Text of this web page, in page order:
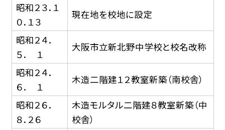
昭和２３．１
０．１３
現在地を校地に設定
昭和２４．
５． １
大阪市立新北野中学校と校名改称
昭和２４．
６． １
木造二階建１２教室新築（南校舎）
昭和２６．
８．２６
木造モルタル二階建８教室新築（中
校舎）